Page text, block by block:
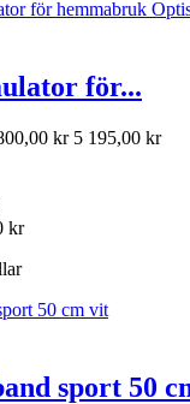
för...
kr 5 195,00 kr
kr
sport 50